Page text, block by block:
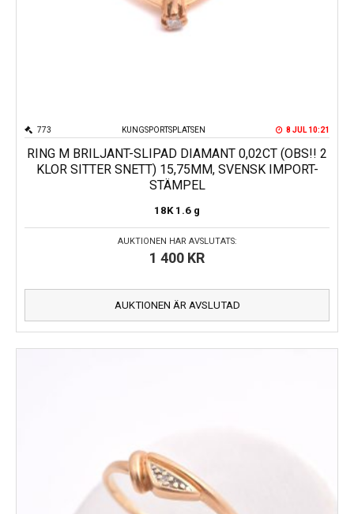
KUNGSPORTSPLATSEN
773 8 JUL 10:21
RING M BRILJANT-SLIPAD DIAMANT 0,02CT (OBS!! 2
KLOR SITTER SNETT) 15,75MM, SVENSK IMPORT-
STÄMPEL
18K 1.6 g
AUKTIONEN HAR AVSLUTATS:
1 400 KR
AUKTIONEN ÄR AVSLUTAD